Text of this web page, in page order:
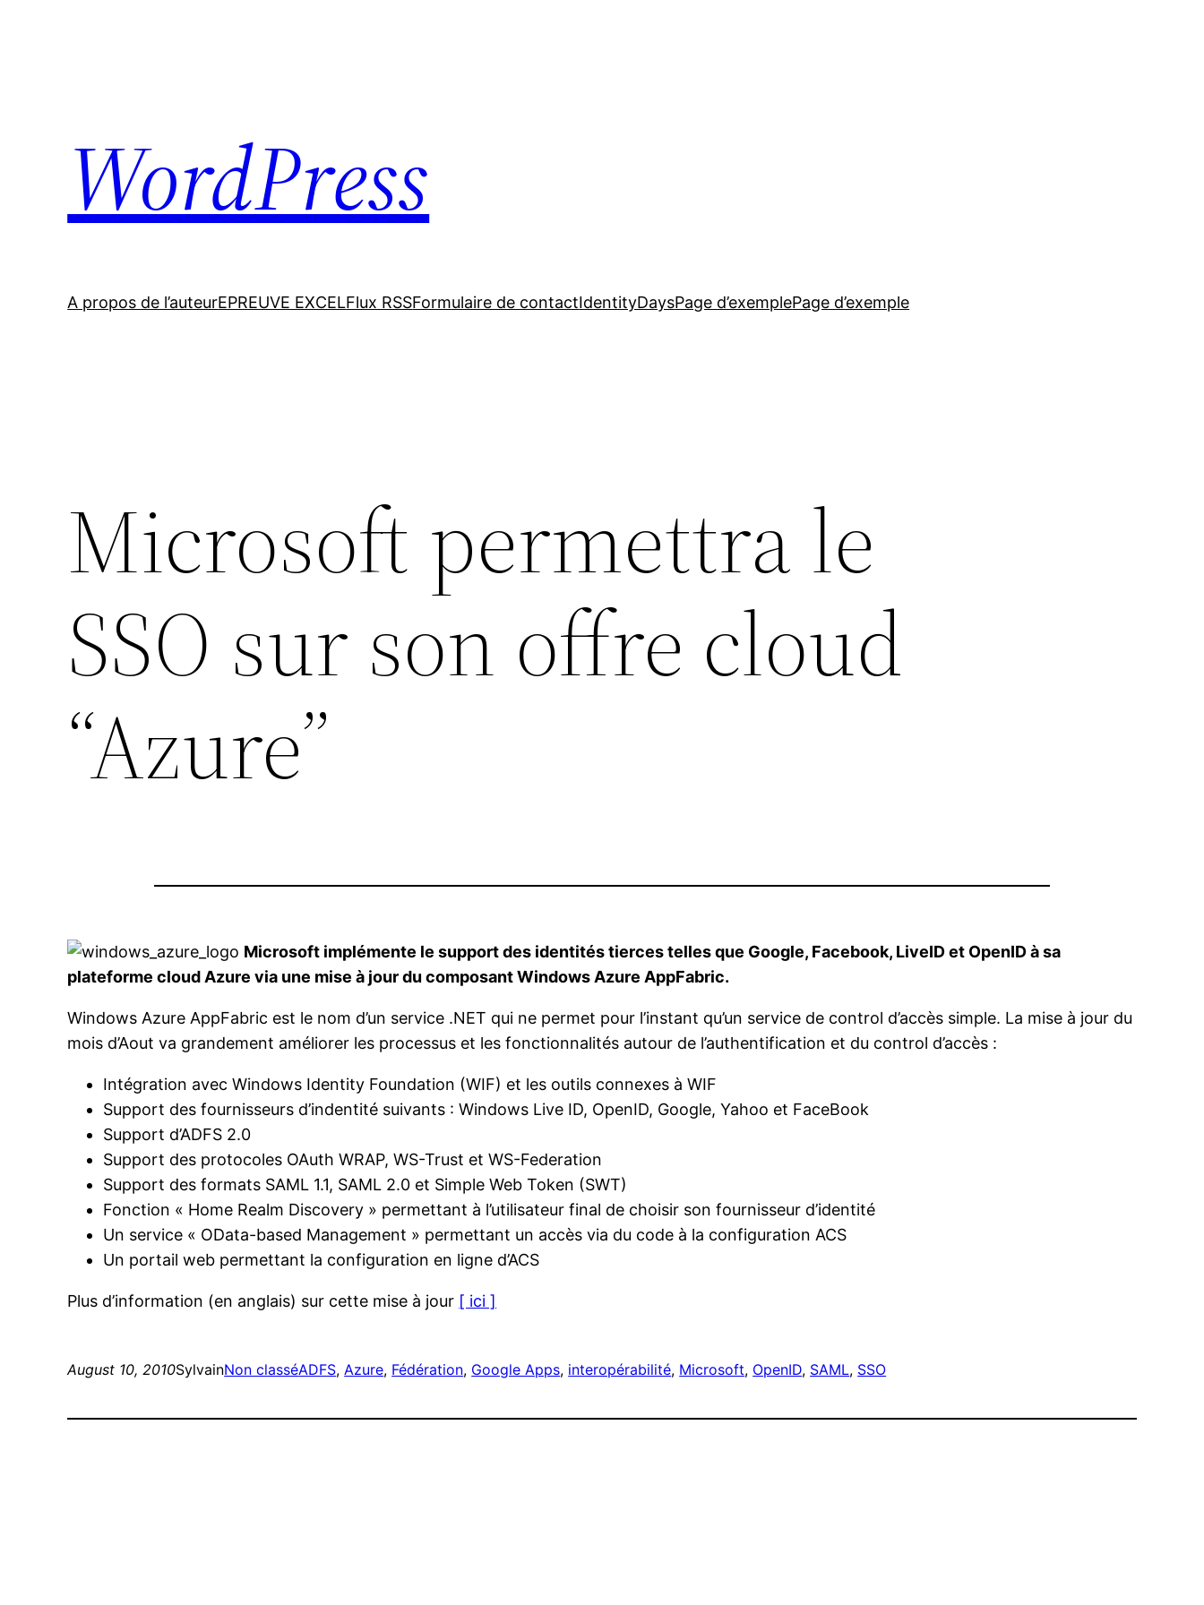
WordPress
A propos de l’auteurEPREUVE EXCELFlux RSSFormulaire de contactIdentityDaysPage d’exemplePage d’exemple
Microsoft permettra le
SSO sur son offre cloud
“Azure”
Microsoft implémente le support des identités tierces telles que Google, Facebook, LiveID et OpenID à sa
plateforme cloud Azure via une mise à jour du composant Windows Azure AppFabric.
Windows Azure AppFabric est le nom d’un service .NET qui ne permet pour l’instant qu’un service de control d’accès simple. La mise à jour du
mois d’Aout va grandement améliorer les processus et les fonctionnalités autour de l’authentification et du control d’accès :
Intégration avec Windows Identity Foundation (WIF) et les outils connexes à WIF
Support des fournisseurs d’indentité suivants : Windows Live ID, OpenID, Google, Yahoo et FaceBook
Support d’ADFS 2.0
Support des protocoles OAuth WRAP, WS-Trust et WS-Federation
Support des formats SAML 1.1, SAML 2.0 et Simple Web Token (SWT)
Fonction « Home Realm Discovery » permettant à l’utilisateur final de choisir son fournisseur d’identité
Un service « OData-based Management » permettant un accès via du code à la configuration ACS
Un portail web permettant la configuration en ligne d’ACS
Plus d’information (en anglais) sur cette mise à jour [ ici ]
August 10, 2010SylvainNon classéADFS, Azure, Fédération, Google Apps, interopérabilité, Microsoft, OpenID, SAML, SSO